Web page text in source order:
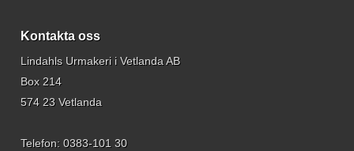
Kontakta oss
Lindahls Urmakeri i Vetlanda AB
Box 214
574 23 Vetlanda
Telefon: 0383-101 30